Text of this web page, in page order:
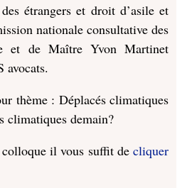
étrangers et droit d’asile et
nationale consultative des
et de Maître Yvon Martinet
avocats.
thème : Déplacés climatiques
climatiques demain?
il vous suffit decliquer